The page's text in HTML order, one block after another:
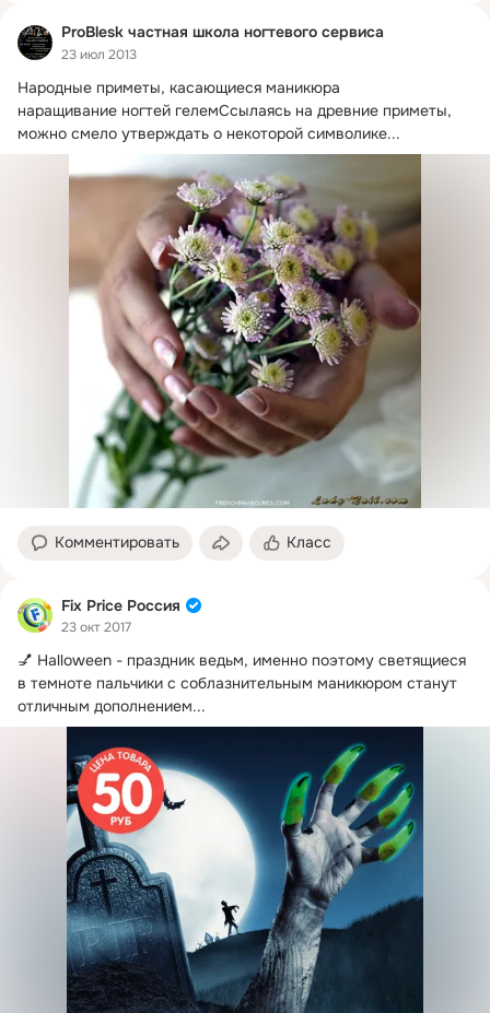
ProBlesk частная школа ногтевого сервиса
23 июл 2013
Народные приметы, касающиеся маникюра
наращивание ногтей гелемСсылаясь на древние приметы,
можно смело утверждать о некоторой символике...
Комментировать Класс
Fix Price Россия
23 окт 2017
💅 Halloween - праздник ведьм, именно поэтому светящиеся
в темноте пальчики с соблазнительным маникюром станут
отличным дополнением...